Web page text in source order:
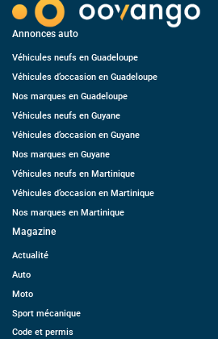
Annonces auto
Véhicules neufs en Guadeloupe
Véhicules d’occasion en Guadeloupe
Nos marques en Guadeloupe
Véhicules neufs en Guyane
Véhicules d’occasion en Guyane
Nos marques en Guyane
Véhicules neufs en Martinique
Véhicules d’occasion en Martinique
Nos marques en Martinique
Magazine
Actualité
Auto
Moto
Sport mécanique
Code et permis